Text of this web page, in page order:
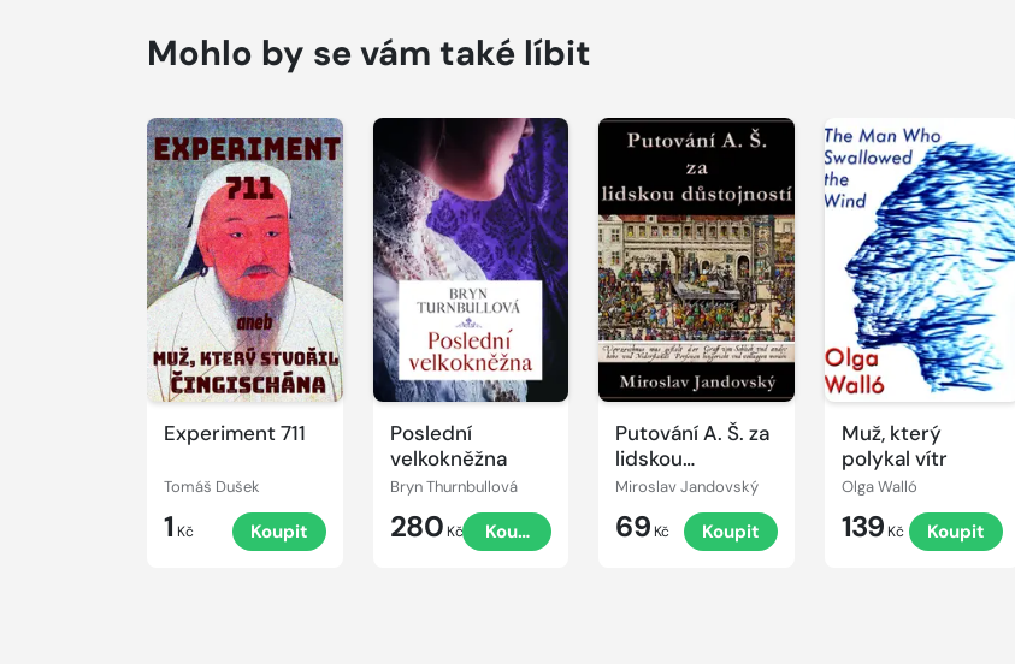
Mohlo by se vám také líbit
Experiment 711
Tomáš Dušek
1 Kč Koupit
Poslední
velkokněžna
Bryn Thurnbullová
280 Kč Koupit
Putování A. Š. za
lidskou
důstojností
Miroslav Jandovský
69 Kč Koupit
Muž, který
polykal vítr
Olga Walló
139 Kč Koupit